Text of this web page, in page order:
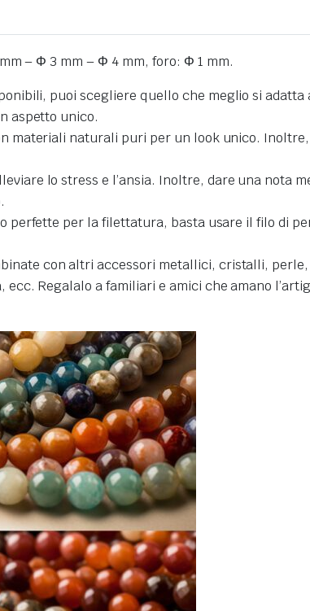
– Φ 3 mm – Φ 4 mm, foro: Φ 1 mm.
puoi scegliere quello che meglio si
aspetto unico.
materiali naturali puri per un look unico.
lo stress e l’ansia. Inoltre, dare una nota
perfette per la filettatura, basta usare il filo di
con altri accessori metallici, cristalli,
Regalalo a familiari e amici che amano